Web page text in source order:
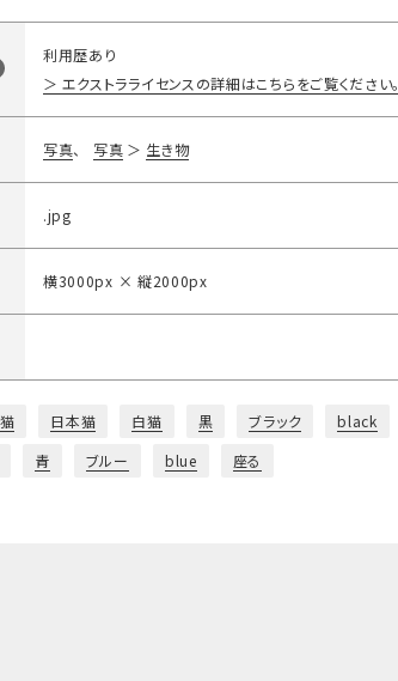
利用歴あり
エクストラライセンスの詳細はこちらをご覧ください。
写真 写真 生き物
.jpg
横3000px × 縦2000px
日本猫 白猫 黒 ブラック black
青 ブルー blue 座る